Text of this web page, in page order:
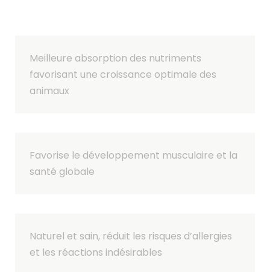
Meilleure absorption des nutriments
favorisant une croissance optimale des
animaux
Favorise le développement musculaire et la
santé globale
Naturel et sain, réduit les risques d’allergies
et les réactions indésirables